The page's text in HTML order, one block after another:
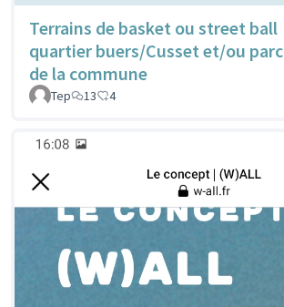
Terrains de basket ou street ball
quartier buers/Cusset et/ou parc
de la commune
Tep 13 4